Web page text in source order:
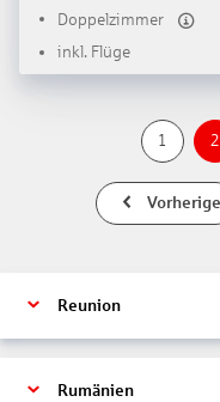
Doppelzimmer
inkl. Flüge
Vorherige
1 2
Reunion
Rumänien